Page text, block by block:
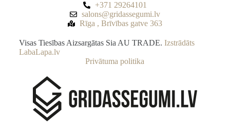
+371 29264101
salons@gridassegumi.lv
Rīga , Brīvības gatve 363
Visas Tiesības Aizsargātas Sia AU TRADE. Izstrādāts
LabaLapa.lv
Privātuma politika